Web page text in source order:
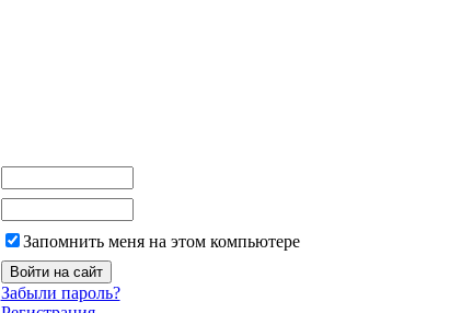
Запомнить меня на этом компьютере
Забыли пароль?